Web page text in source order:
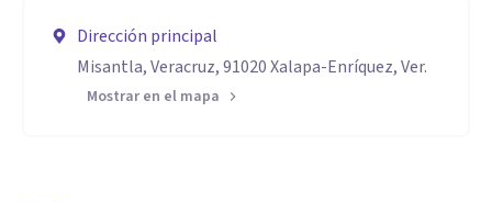
Dirección principal
Misantla, Veracruz, 91020 Xalapa-Enríquez, Ver.
Mostrar en el mapa